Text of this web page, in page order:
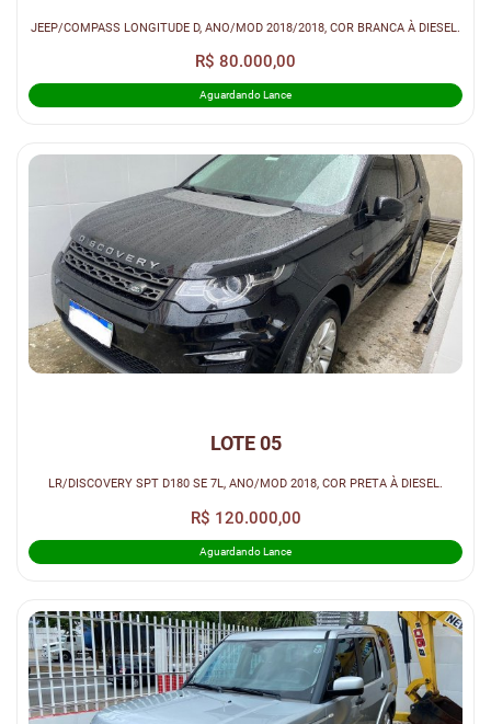
JEEP/COMPASS LONGITUDE D, ANO/MOD 2018/2018, COR BRANCA À DIESEL.
R$ 80.000,00
Aguardando Lance
LOTE 05
LR/DISCOVERY SPT D180 SE 7L, ANO/MOD 2018, COR PRETA À DIESEL.
R$ 120.000,00
Aguardando Lance